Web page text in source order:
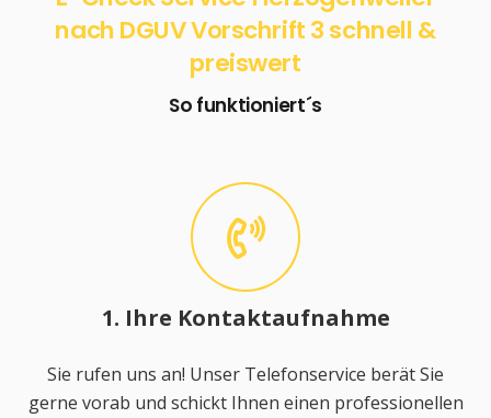
nach DGUV Vorschrift 3 schnell &
preiswert
So funktioniert´s
1. Ihre Kontaktaufnahme
Sie rufen uns an! Unser Telefonservice berät Sie
gerne vorab und schickt Ihnen einen professionellen